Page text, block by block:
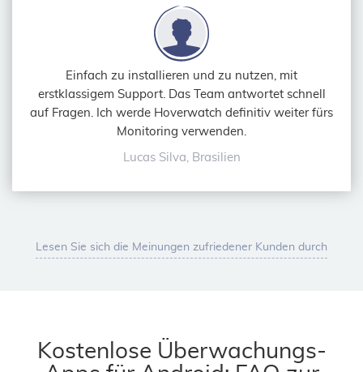
Einfach zu installieren und zu nutzen, mit
erstklassigem Support. Das Team antwortet schnell
auf Fragen. Ich werde Hoverwatch definitiv weiter fürs
Monitoring verwenden.
Lucas Silva, Brasilien
Lesen Sie sich die Meinungen zufriedener Kunden durch
Kostenlose Überwachungs-